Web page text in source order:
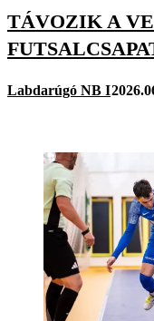
TÁVOZIK A
Labdarúgó NB I